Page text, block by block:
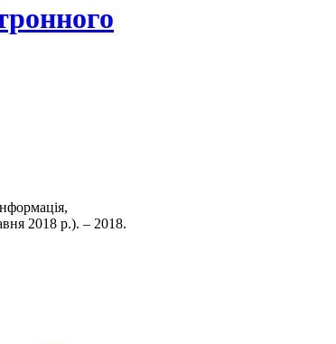
2018 р.). – 2018.